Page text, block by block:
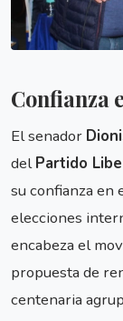
Confianza
El senador
delPartido
su confianza en
elecciones
encabeza el
propuesta de
centenaria